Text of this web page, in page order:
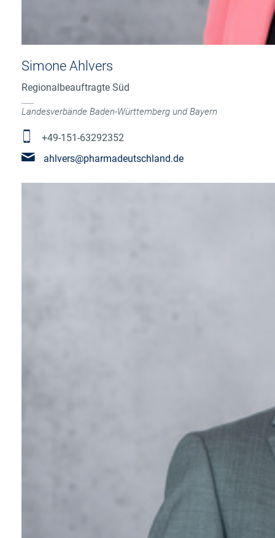
Simone Ahlvers
Regionalbeauftragte Süd
Landesverbände Baden-Württemberg und Bayern
+49-151-63292352
ahlvers@pharmadeutschland.de